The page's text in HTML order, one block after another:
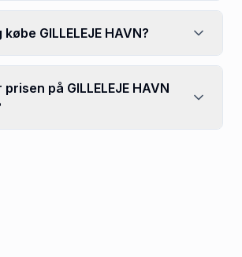
GILLELEJE HAVN?
på GILLELEJE HAVN